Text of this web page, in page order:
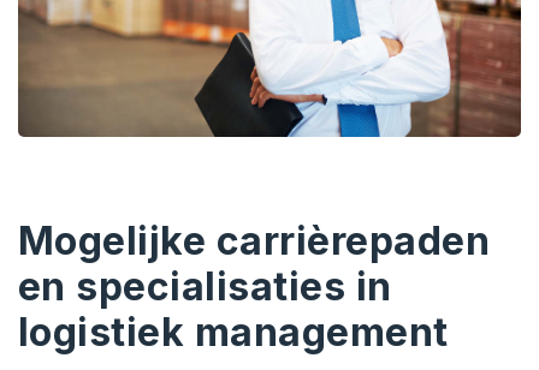
Mogelijke carrièrepaden
en specialisaties in
logistiek management